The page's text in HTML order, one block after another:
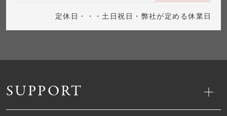
SUPPORT
定休日・・・土日祝日・弊社が定める休業日